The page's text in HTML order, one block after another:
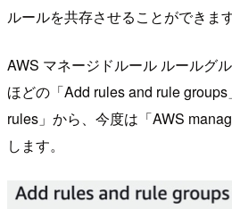
ルールを共存させることができます
AWS マネージドルール ルールグ
ほどの「Add rules and rule
rules」から、今度は「AWS
します。